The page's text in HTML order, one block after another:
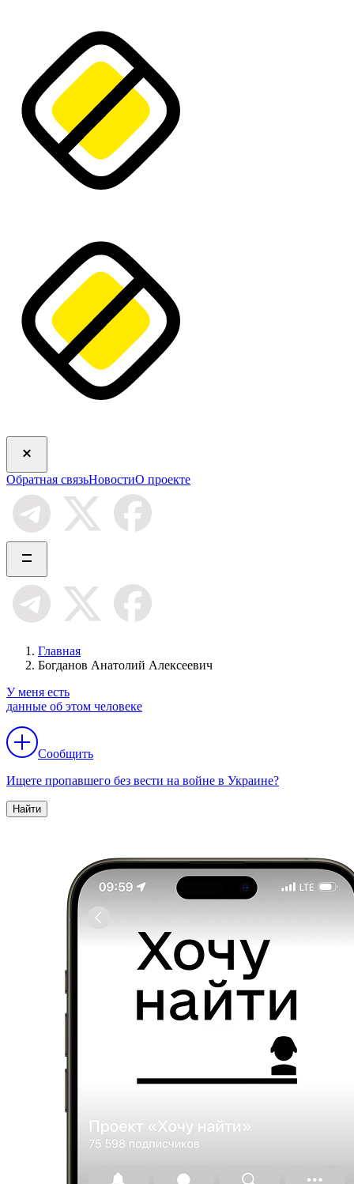
Обратная связьНовостиО проекте
Главная
Богданов Анатолий Алексеевич
У меня есть
данные об этом человеке
Сообщить
Ищете пропавшего без вести на войне в Украине?
Найти